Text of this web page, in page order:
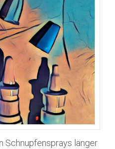
Schnupfensprays länger